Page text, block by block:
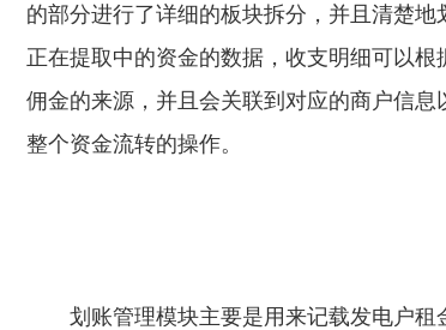
的部分进行了详细的板块拆分，并且清楚
正在提取中的资金的数据，收支明细可以
佣金的来源，并且会关联到对应的商户信
整个资金流转的操作。
划账管理模块主要是用来记载发电户